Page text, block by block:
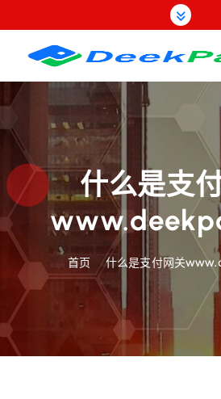
转
容
什么是支
首页 什么是支付网关